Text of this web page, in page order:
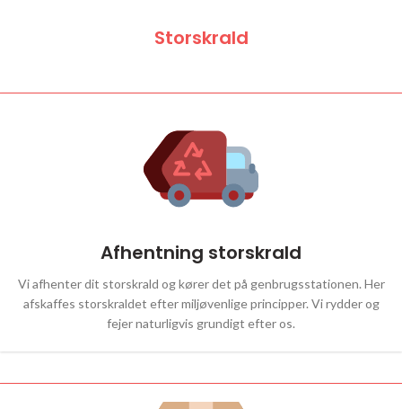
Storskrald
Afhentning storskrald
Vi afhenter dit storskrald og kører det på genbrugsstationen. Her
afskaffes storskraldet efter miljøvenlige principper. Vi rydder og
fejer naturligvis grundigt efter os.